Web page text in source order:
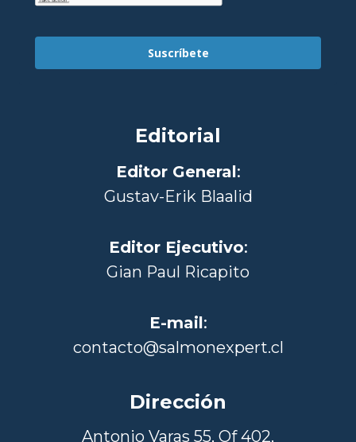
Suscríbete
Editorial
Editor General:
Gustav-Erik Blaalid
Editor Ejecutivo:
Gian Paul Ricapito
E-mail:
contacto@salmonexpert.cl
Dirección
Antonio Varas 55, Of 402,